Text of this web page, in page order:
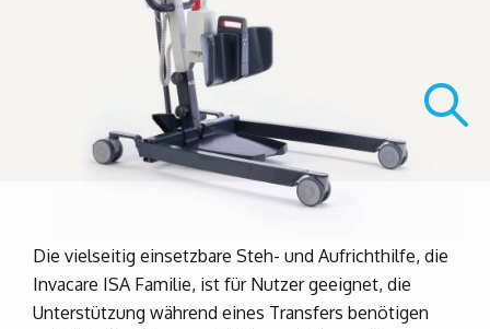
Die vielseitig einsetzbare Steh- und Aufrichthilfe, die
Invacare ISA Familie, ist für Nutzer geeignet, die
Unterstützung während eines Transfers benötigen